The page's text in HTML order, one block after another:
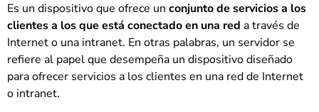
Es un dispositivo que ofrece un conjunto de servicios a los
clientes a los que está conectado en una red a través de
Internet o una intranet. En otras palabras, un servidor se
refiere al papel que desempeña un dispositivo diseñado
para ofrecer servicios a los clientes en una red de Internet
o intranet.